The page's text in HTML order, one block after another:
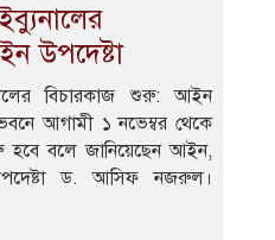
উপদেষ্টা
বিচারকাজ শুরু: আইন
আগামী ১ নভেম্বর থেকে
হবে বলে জানিয়েছেন আইন,
ড. আসিফ নজরুল।